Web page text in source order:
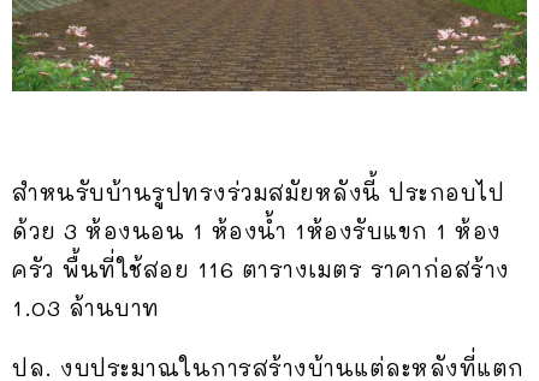
สำหนรับบ้านรูปทรงร่วมสมัยหลังนี้ ประกอบไป
ด้วย 3 ห้องนอน 1 ห้องน้ำ 1ห้องรับแขก 1 ห้อง
ครัว พื้นที่ใช้สอย 116 ตารางเมตร ราคาก่อสร้าง
1.03 ล้านบาท
ปล. งบประมาณในการสร้างบ้านแต่ละหลังที่แตก